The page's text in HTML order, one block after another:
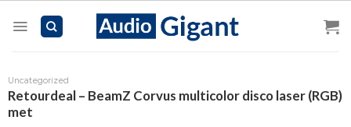
Uncategorized
Retourdeal – BeamZ Corvus multicolor disco laser (RGB)
met